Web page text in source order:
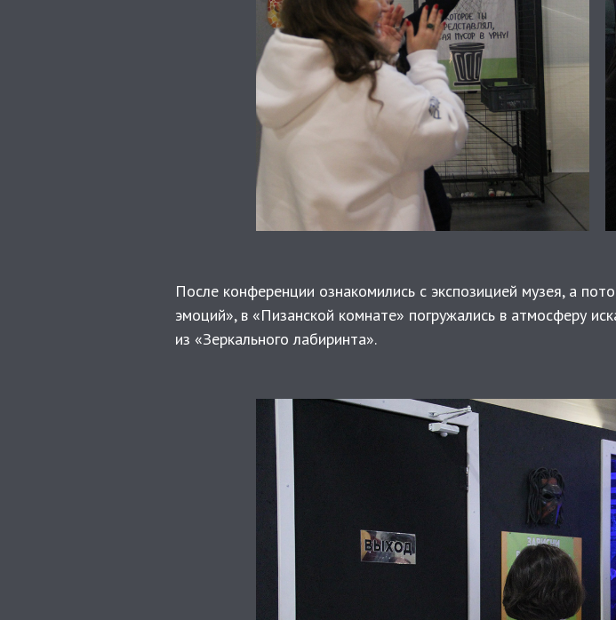
После конференции ознакомились с экспозицией музея, а
эмоций», в «Пизанской комнате» погружались в атмосферу
из «Зеркального лабиринта».